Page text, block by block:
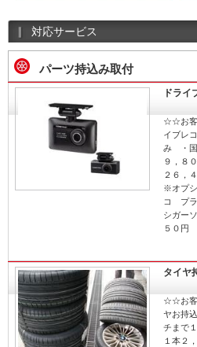
対応サービス
パーツ持込み取付
ドライ
☆☆お客
イブレ
み ・
９，
２６，
※オプ
コ プラ
シガー
５０円
タイヤ
☆☆お客
ヤお持
チまで
１本２